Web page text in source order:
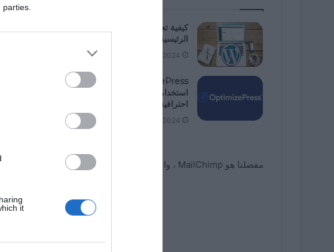
it
كيفية تعديل صفحة ووردبريس
الرئيسية؟ – الخطوات الواجب اتباعها
08/13/2024
OptimizePress: ما هو وكيفية
احترافية.
06/26/2024
مفضلنا هو MailChimp ، والذي يصادف أنه أكبر مزود.